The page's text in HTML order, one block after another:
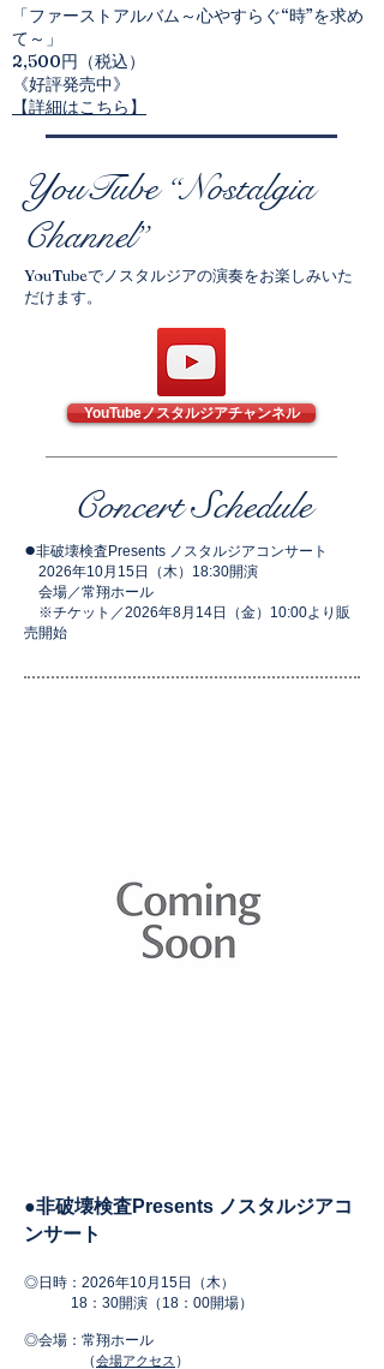
「ファーストアルバム～心やすらぐ“時”を求め
て～」
2,500円（税込）
《好評発売中》
【詳細はこちら】
YouTube “Nostalgia
Channel​”
YouTubeでノスタルジアの演奏をお楽しみいた
だけます。
YouTubeノスタルジアチャンネル
​Concert Schedule
●非破壊検査Presents ノスタルジアコンサート
2026年10月15日
（木）18:30開演
会場／常翔ホール
※チケット／2026年8月14日（金）10:00より販
売開始
●非破壊検査Presents ノスタルジアコ
ンサート
◎日時：2026年10月15日（木）
18：30開演（18：00開場）
◎会場：常翔ホール
（会場アクセス ）